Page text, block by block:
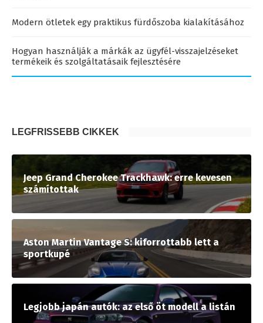
Modern ötletek egy praktikus fürdőszoba kialakításához
Hogyan használják a márkák az ügyfél-visszajelzéseket
termékeik és szolgáltatásaik fejlesztésére
LEGFRISSEBB CIKKEK
Jeep Grand Cherokee Trackhawk: erre kevesen
számítottak
Aston Martin Vantage S: kiforrottabb lett a
sportkupé
Legjobb japán autók: az első öt modell a listán